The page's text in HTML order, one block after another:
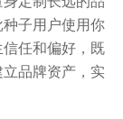
子用户使用你
任和偏好，既
品牌资产，实